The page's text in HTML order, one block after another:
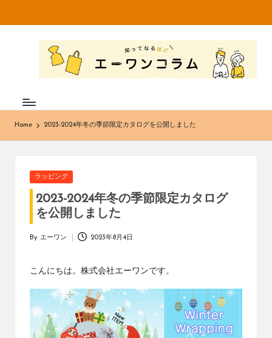
Skip
知
っ
な
る
ど
エ
ー
ワ
ン
コ
ラ
ム
不
織
布
ー
カ
卸
売
販
売
株
社
エ
ー
ワ
ン
Home 2023-2024年冬の季節限定カタログを公開しました
Posted
in
ラッピング
2023-2024年冬の季節限定カタログ
を公開しました
Posted
By エーワン 2023年8月4日
こんにちは。株式会社エーワンです。